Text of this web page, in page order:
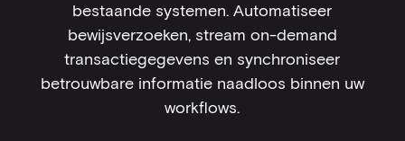
bestaande systemen. Automatiseer
bewijsverzoeken, stream on-demand
transactiegegevens en synchroniseer
betrouwbare informatie naadloos binnen uw
workflows.